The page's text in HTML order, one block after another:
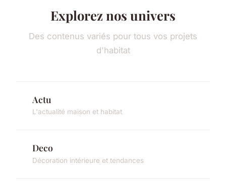
Explorez nos univers
Des contenus variés pour tous vos projets
d'habitat
Actu
L'actualité maison et habitat
Deco
Décoration intérieure et tendances